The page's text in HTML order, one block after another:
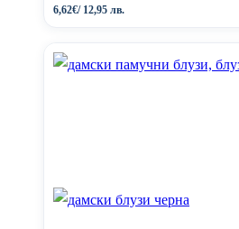
6,62€/ 12,95 лв.